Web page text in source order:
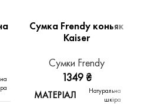
Сумка Frendy коньяк
Kaiser
Сумки Frendy
1349 ₴
МАТЕРІАЛ
Натуральна
шкіра